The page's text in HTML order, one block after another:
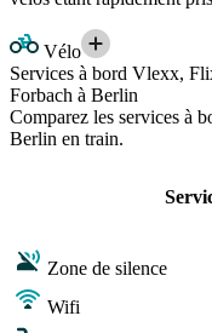
Vélo
Services à bord Vlexx,
Forbach à Berlin
Comparez les services à
Berlin en train.
Zone de silence
Wifi